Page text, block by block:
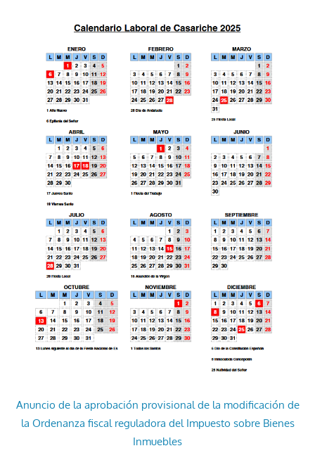
Anuncio de la aprobación provisional de la modificación de
la Ordenanza fiscal reguladora del Impuesto sobre Bienes
Inmuebles